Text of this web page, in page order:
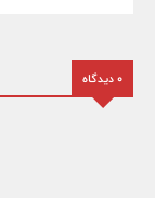
0 دیدگاه